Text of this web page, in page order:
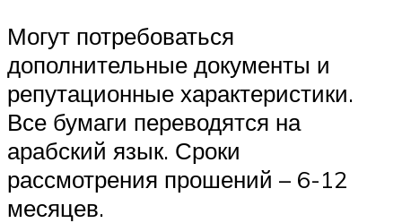
Могут потребоваться
дополнительные документы и
репутационные характеристики.
Все бумаги переводятся на
арабский язык. Сроки
рассмотрения прошений – 6-12
месяцев.